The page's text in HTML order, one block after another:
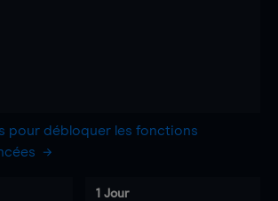
pour débloquer les fonctions
1 Jour